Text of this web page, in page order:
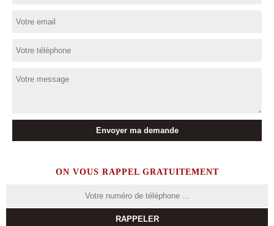
ON VOUS RAPPEL GRATUITEMENT